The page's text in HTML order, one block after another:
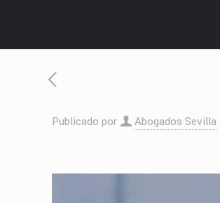
Publicado por Abogados Sevilla